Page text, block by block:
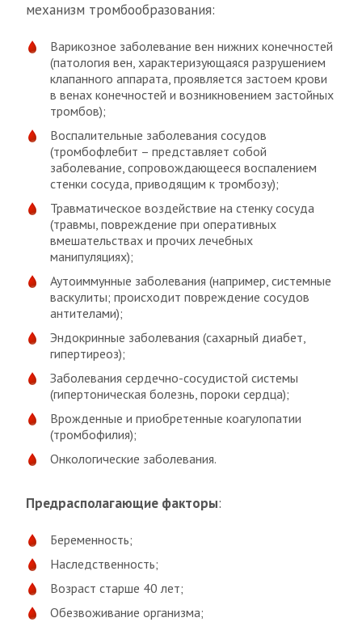
механизм тромбообразования:
Варикозное заболевание вен нижних конечностей
(патология вен, характеризующаяся разрушением
клапанного аппарата, проявляется застоем крови
в венах конечностей и возникновением застойных
тромбов);
Воспалительные заболевания сосудов
(тромбофлебит – представляет собой
заболевание, сопровождающееся воспалением
стенки сосуда, приводящим к тромбозу);
Травматическое воздействие на стенку сосуда
(травмы, повреждение при оперативных
вмешательствах и прочих лечебных
манипуляциях);
Аутоиммунные заболевания (например, системные
васкулиты; происходит повреждение сосудов
антителами);
Эндокринные заболевания (сахарный диабет,
гипертиреоз);
Заболевания сердечно-сосудистой системы
(гипертоническая болезнь, пороки сердца);
Врожденные и приобретенные коагулопатии
(тромбофилия);
Онкологические заболевания.
Предрасполагающие факторы:
Беременность;
Наследственность;
Возраст старше 40 лет;
Обезвоживание организма;